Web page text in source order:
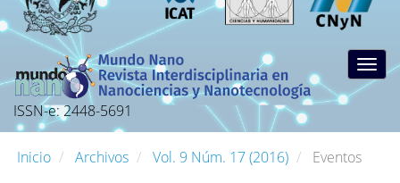
lateral
ISSN-e: 2448-5691
Inicio Archivos Vol. 9 Núm. 17 (2016) Eventos